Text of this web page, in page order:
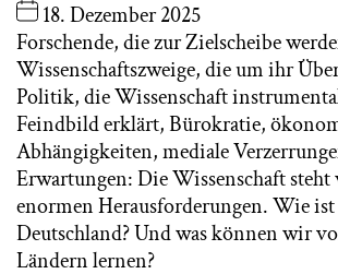
18. Dezember 2025
Forschende, die zur Zielscheibe
Wissenschaftszweige, die um ihr
Politik, die Wissenschaft
Feindbild erklärt, Bürokratie,
Abhängigkeiten, mediale
Erwartungen: Die Wissenschaft
enormen Herausforderungen. Wie
Deutschland? Und was können wir
Ländern lernen?